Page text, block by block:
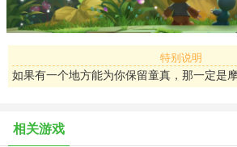
在庄园里，我们给大家准备了非常丰富而
可以根据自己的品味和喜好，购买和搭配自
的邻居和社区系统更可以给喜爱社交的小摩尔
域的机会，来摩尔庄园，一起可可爱爱地生活!
业玩法，自由扮演农夫、厨师、向导等等角色
特别说明
如果有一个地方能为你保留童真，那一定是摩
相关游戏